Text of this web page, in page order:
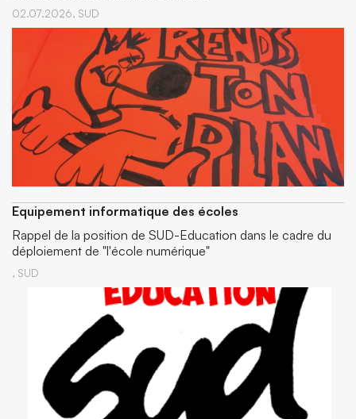
02.07.2026, SUD
Equipement informatique des écoles
Rappel de la position de SUD-Education dans le cadre du
déploiement de "l'école numérique"
, SUD